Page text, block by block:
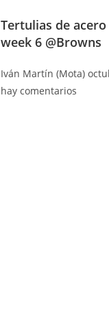
Tertulias de acero
week 6 @Browns
Iván Martín (Mota)
hay comentarios